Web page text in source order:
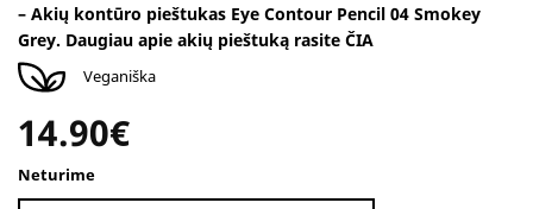
– Akių kontūro pieštukas Eye Contour Pencil 04 Smokey
Grey. Daugiau apie akių pieštuką rasite ČIA
Veganiška
14.90€
Neturime